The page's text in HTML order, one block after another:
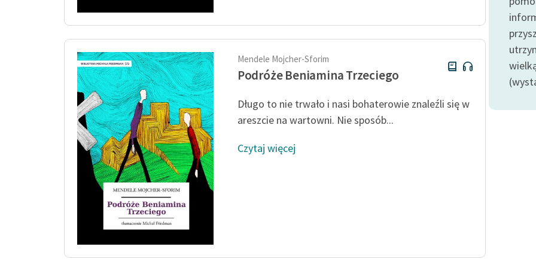
Mendele Mojcher-Sforim
Podróże Beniamina Trzeciego
Długo to nie trwało i nasi bohaterowie znaleźli się w
areszcie na wartowni. Nie sposób...
Czytaj więcej